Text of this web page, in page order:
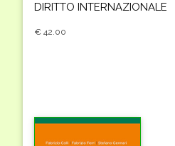
DIRITTO INTERNAZIONALE
€ 42.00